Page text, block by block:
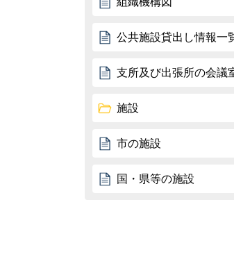
公共施設貸出し情報一
支所及び出張所の会議
施設
市の施設
国・県等の施設